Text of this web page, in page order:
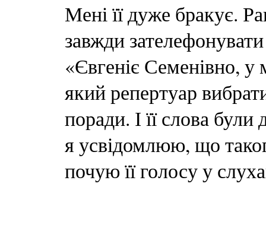
Мені її дуже бракує.
завжди
«Євгеніє Семенівно,
який репертуар
поради. І її слова
я усвідомлюю, що
почую її голосу у